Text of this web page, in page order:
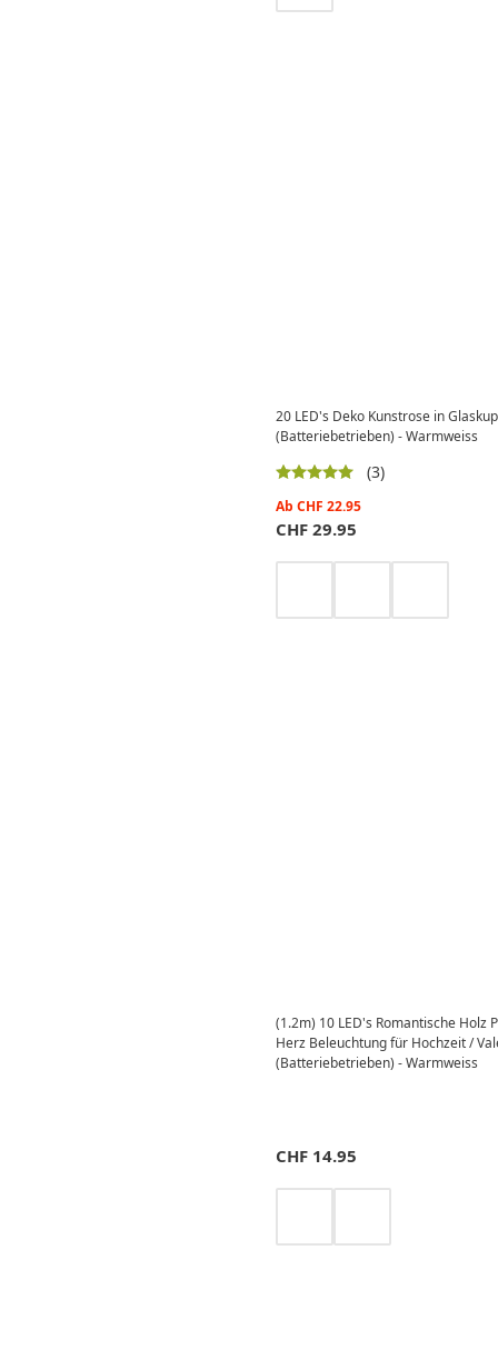
20 LED's Deko Kunstrose in
(Batteriebetrieben) - Warmweiss
(3)
Ab CHF 22.95
CHF 29.95
(1.2m) 10 LED's Romantische Holz
Herz Beleuchtung für Hochzeit /
(Batteriebetrieben) - Warmweiss
CHF 14.95